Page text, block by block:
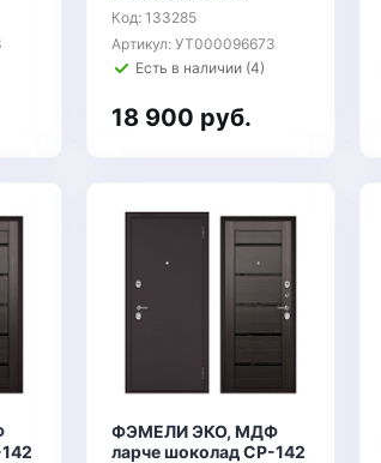
Код: 133285
Артикул: УТ000096673
Есть в наличии (4)
18 900 руб.
ФЭМЕЛИ ЭКО, МДФ
ларче шоколад СР-142